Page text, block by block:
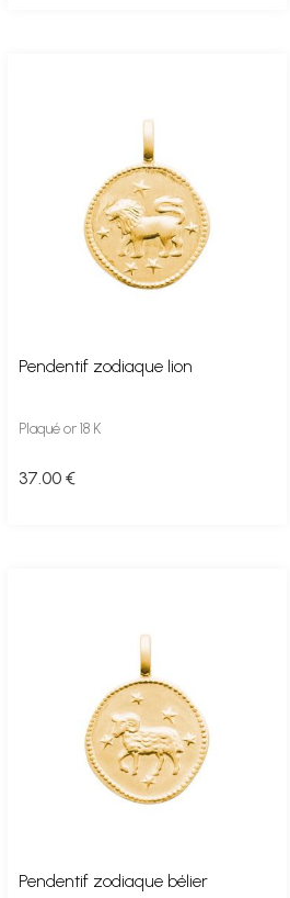
Pendentif zodiaque lion
Plaqué or 18 K
37 .00 €
Pendentif zodiaque bélier